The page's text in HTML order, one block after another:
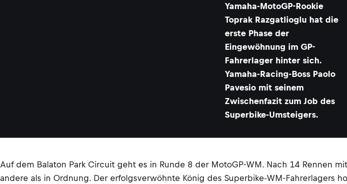
Yamaha-MotoGP-Rookie
Toprak Razgatlioglu hat die
erste Phase der
Eingewöhnung im GP-
Fahrerlager hinter sich.
Yamaha-Racing-Boss Paolo
Pavesio mit seinem
Zwischenfazit zum Job des
Superbike-Umsteigers.
Auf dem Balaton Park Circuit geht es in Runde 8 der MotoGP-WM. Nach 14 Rennen
andere als in Ordnung. Der erfolgsverwöhnte König des Superbike-WM-Fahrerlagers